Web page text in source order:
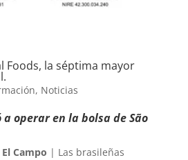
Foods, la séptima mayor
, Noticias
a operar en la bolsa de São
Campo | Las brasileñas